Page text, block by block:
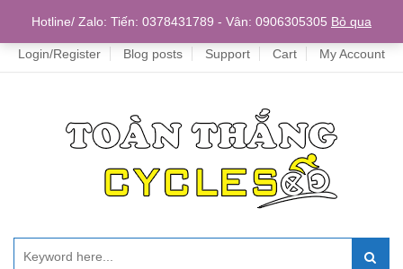
Home
Login/Register Blog posts Support Cart My Account
Hotline/ Zalo: Tiến: 0378431789 - Vân: 0906305305 Bỏ qua